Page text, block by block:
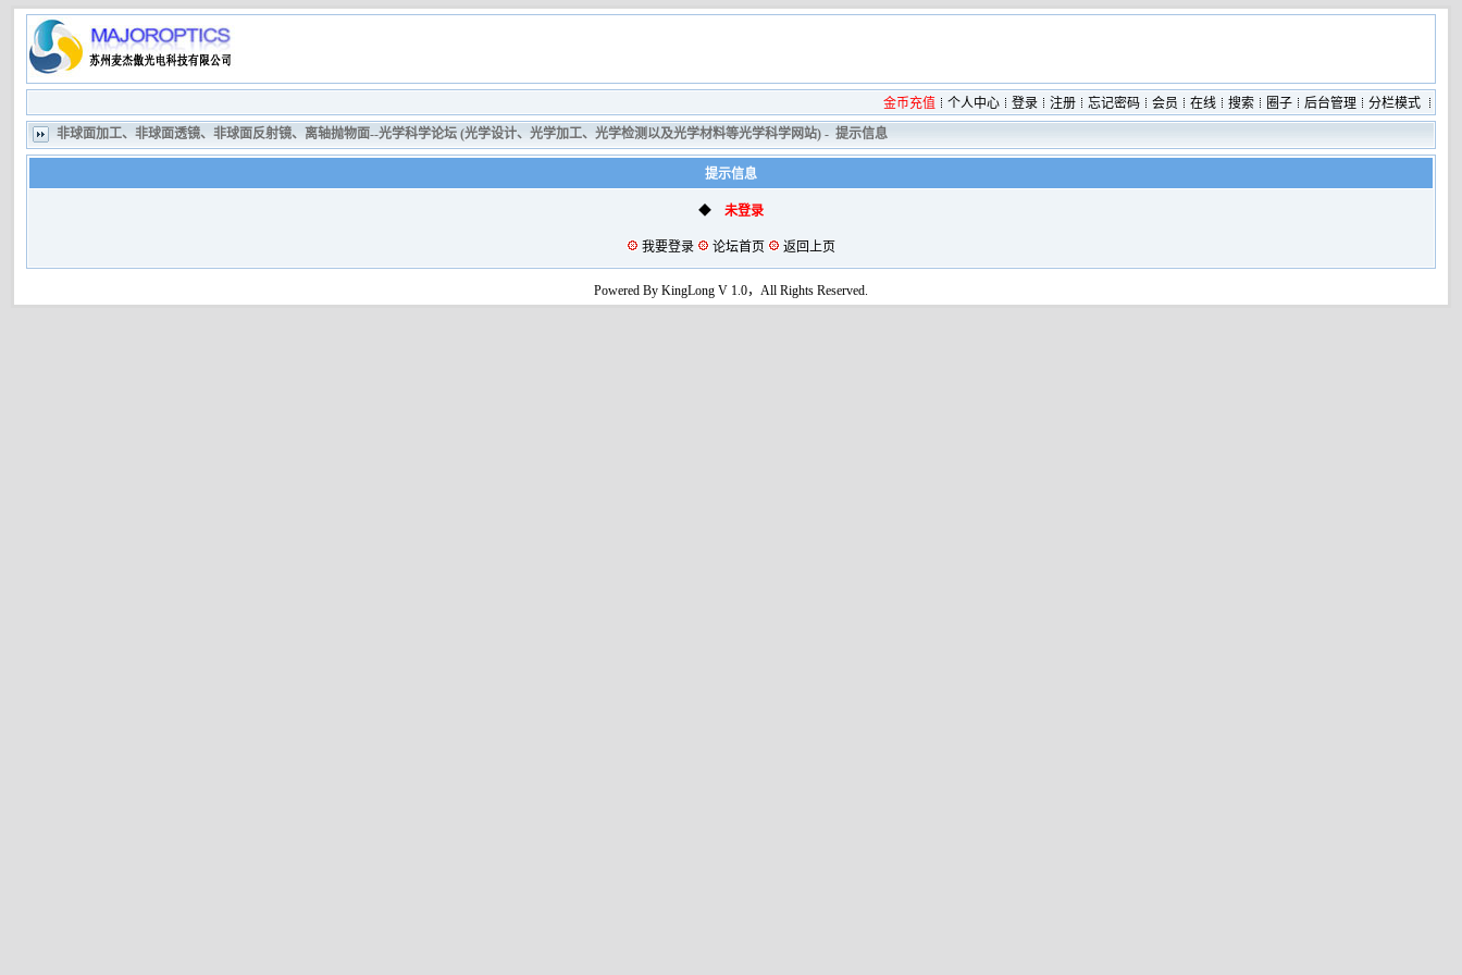
金币充值 个人中心 登录 注册 忘记密码 会员 在线 搜索 圈子 后台管理 分栏模式
非球面加工、非球面透镜、非球面反射镜、离轴抛物面--光学科学论坛 (光学设计、光学加工、光学检测以及光学材料等光学科学网站) -提示信息
提示信息
◆ 未登录
我要登录 论坛首页 返回上页
Powered By KingLong V 1.0，All Rights Reserved.